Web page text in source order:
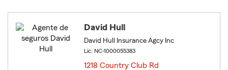
David Hull
David Hull Insurance Agcy Inc
Lic: NC-1000055383
1218 Country Club Rd